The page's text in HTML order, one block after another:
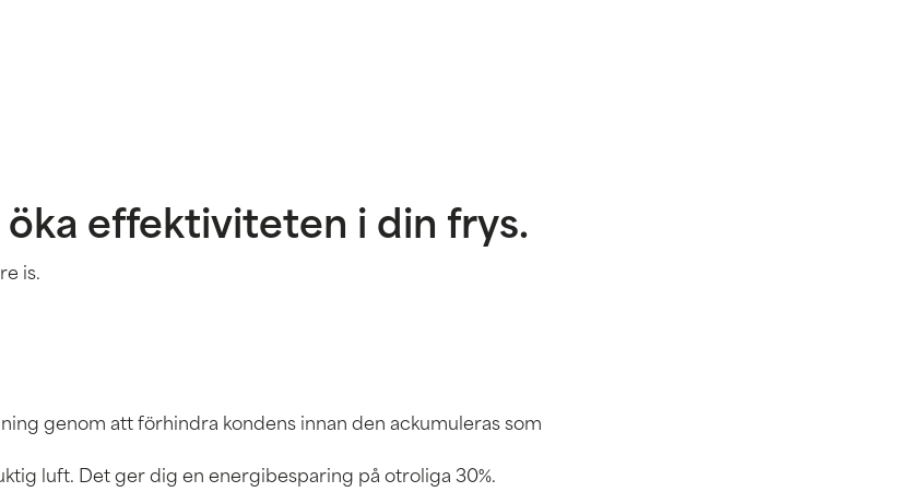
effektiviteten i din frys.
is.
genom att förhindra kondens innan den ackumuleras som
luft. Det ger dig en energibesparing på otroliga 30%.